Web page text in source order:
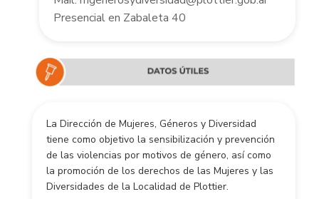
Presencial en Zabaleta 40
La Dirección de Mujeres, Géneros y Diversidad
tiene como objetivo la sensibilización y prevención
de las violencias por motivos de género, así como
la promoción de los derechos de las Mujeres y las
Diversidades de la Localidad de Plottier.